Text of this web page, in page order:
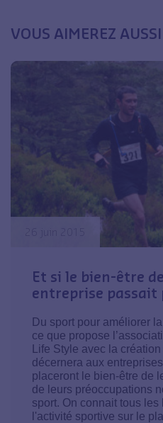
VOUS AIMEREZ AUSSI
Et si le bien-être
entreprise passait
Du sport pour améliorer
ce que propose
Life Style avec la
décernera aux
placeront le bien-être de
de leurs préoccupations
sport. On connait tous les
l'activité sportive sur le